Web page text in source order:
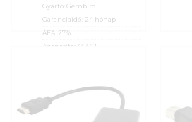
Gyártó:Gembird
Garanciaidő: 24 hónap
ÁFA: 27%
Azonosító:
45342